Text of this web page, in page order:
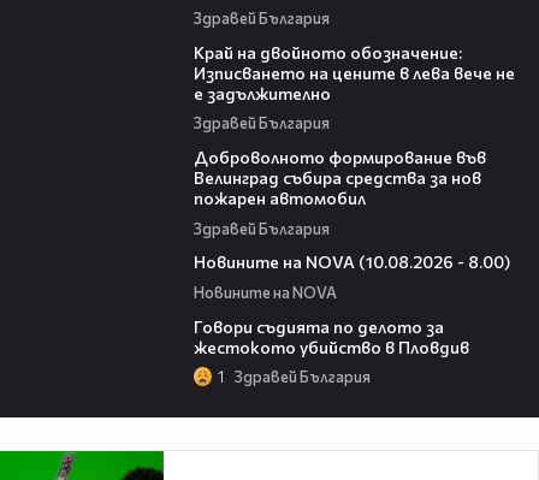
Здравей България
Край на двойното обозначение:
Изписването на цените в лева вече не
е задължително
Здравей България
Доброволното формирование във
Велинград събира средства за нов
пожарен автомобил
Здравей България
Новините на NOVA (10.08.2026 - 8.00)
Новините на NOVA
Говори съдията по делото за
жестокото убийство в Пловдив
1 Здравей България